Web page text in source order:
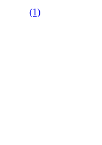
(1)